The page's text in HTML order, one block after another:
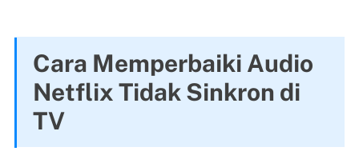
Cara Memperbaiki Audio
Netflix Tidak Sinkron di
TV